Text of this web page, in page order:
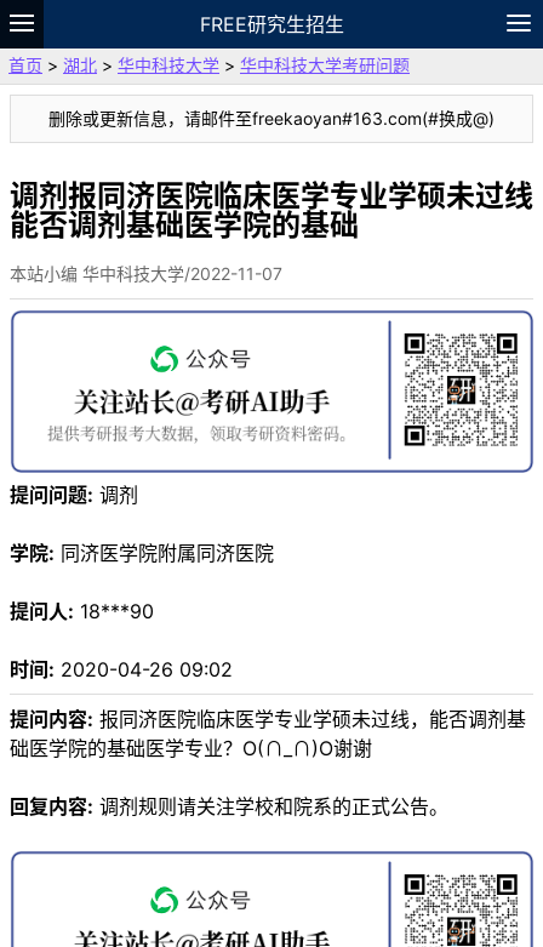
FREE研究生招生
题库
故事 专题 APP 笔记
论坛
VIP
资料
首页 > 湖北 > 华中科技大学 > 华中科技大学考研问题
删除或更新信息，请邮件至freekaoyan#163.com(#换成@)
调剂报同济医院临床医学专业学硕未过线
能否调剂基础医学院的基础
本站小编 华中科技大学/2022-11-07
提问问题: 调剂
学院: 同济医学院附属同济医院
提问人: 18***90
时间: 2020-04-26 09:02
提问内容: 报同济医院临床医学专业学硕未过线，能否调剂基
础医学院的基础医学专业？O(∩_∩)O谢谢
回复内容: 调剂规则请关注学校和院系的正式公告。